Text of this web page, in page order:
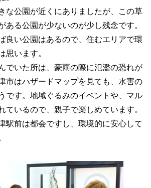
な公園が近くにありましたが、この草
ある公園が少ないのが少し残念です。
良い公園はあるので、住むエリアで環
思います。
でいた所は、豪雨の際に氾濫の恐れが
市はハザードマップを見ても、水害の
です。地域ぐるみのイベントや、マル
ているので、親子で楽しめています。
駅前は都会ですし、環境的に安心して